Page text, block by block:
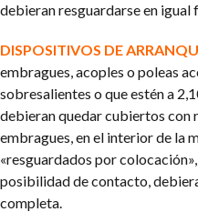
debieran resguardarse en igual
DISPOSITIVOS DE
embragues, acoples o poleas
sobresalientes o que estén a
debieran quedar cubiertos con
embragues, en el interior de la
«resguardados por
posibilidad de contacto,
completa.